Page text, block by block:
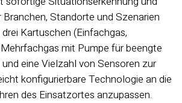
Standorte und Szenarien
Kartuschen (Einfachgas,
mit Pumpe für beengte
eine Vielzahl von Sensoren zur
konfigurierbare Technologie an die
des Einsatzortes anzupassen.